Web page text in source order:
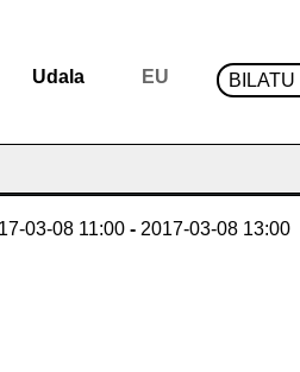
Udala EU
03-08 11:00 - 2017-03-08 13:00